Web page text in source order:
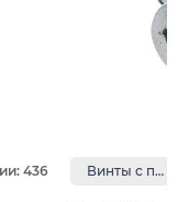
436 Винты с полукруглой головкой под крест